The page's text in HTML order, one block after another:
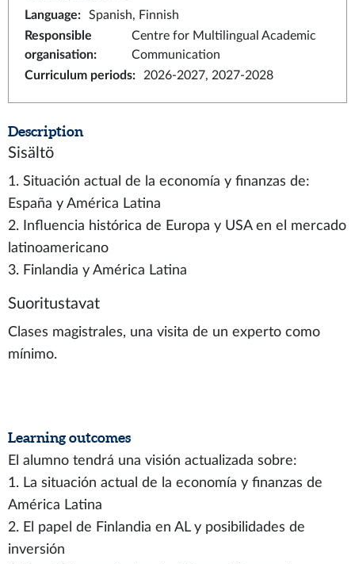
Language:
Spanish, Finnish
Responsible
organisation:
Centre for Multilingual Academic
Communication
Curriculum periods: 2026-2027, 2027-2028
Description
Sisältö
1. Situación actual de la economía y finanzas de:
España y América Latina
2. Influencia histórica de Europa y USA en el mercado
latinoamericano
3. Finlandia y América Latina
Suoritustavat
Clases magistrales, una visita de un experto como
mínimo.
Learning outcomes
El alumno tendrá una visión actualizada sobre:
1. La situación actual de la economía y finanzas de
América Latina
2. El papel de Finlandia en AL y posibilidades de
inversión